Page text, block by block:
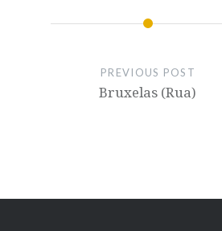
PREVIOUS POST
Bruxelas (Rua)